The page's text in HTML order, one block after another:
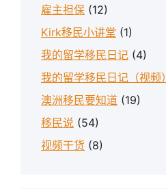
雇主担保 (12)
Kirk移民小讲堂 (1)
我的留学移民日记 (4)
我的留学移民日记（视频）
澳洲移民要知道 (19)
移民说 (54)
视频干货 (8)